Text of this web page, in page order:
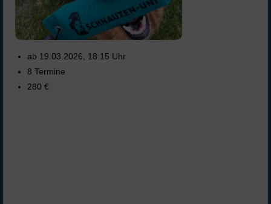
ab 19.03.2026, 18:15 Uhr
8 Termine
280 €